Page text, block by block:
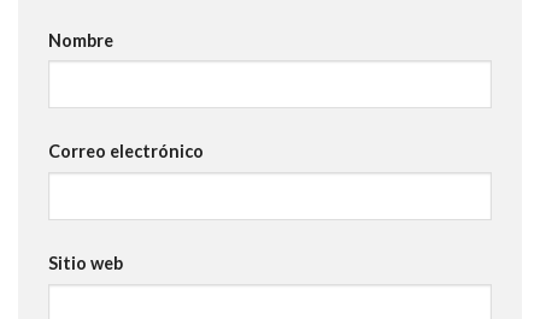
Nombre
Correo electrónico
Sitio web